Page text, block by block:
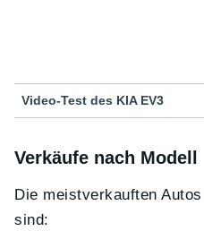
Video-Test des KIA EV3
Verkäufe nach Modell
Die meistverkauften
sind: